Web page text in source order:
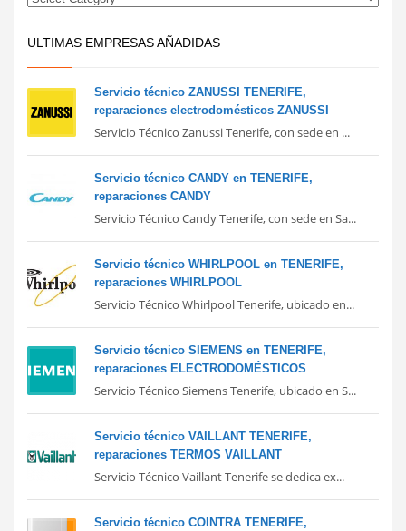
ULTIMAS EMPRESAS AÑADIDAS
Servicio técnico ZANUSSI TENERIFE,
reparaciones electrodomésticos ZANUSSI
Servicio Técnico Zanussi Tenerife, con sede en ...
Servicio técnico CANDY en TENERIFE,
reparaciones CANDY
Servicio Técnico Candy Tenerife, con sede en Sa...
Servicio técnico WHIRLPOOL en TENERIFE,
reparaciones WHIRLPOOL
Servicio Técnico Whirlpool Tenerife, ubicado en...
Servicio técnico SIEMENS en TENERIFE,
reparaciones ELECTRODOMÉSTICOS
Servicio Técnico Siemens Tenerife, ubicado en S...
Servicio técnico VAILLANT TENERIFE,
reparaciones TERMOS VAILLANT
Servicio Técnico Vaillant Tenerife se dedica ex...
Servicio técnico COINTRA TENERIFE,